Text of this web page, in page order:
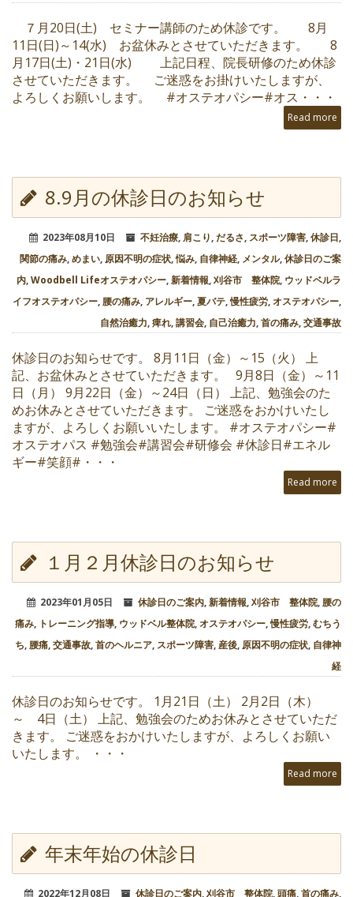
７月20日(土) セミナー講師のため休診です。 8月
11日(日)～14(水) お盆休みとさせていただきます。 8
月17日(土)・21日(水) 上記日程、院長研修のため休診
させていただきます。 ご迷惑をお掛けいたしますが、
よろしくお願いします。 #オステオパシー#オス・・・
Read more
8.9月の休診日のお知らせ
2023年08月10日 不妊治療, 肩こり,だるさ, スポーツ障害,休診日,
関節の痛み,めまい, 原因不明の症状,悩み, 自律神経, メンタル,休診日のご案
内,Woodbell Lifeオステオパシー,新着情報,刈谷市 整体院, ウッドベルラ
イフオステオパシー,腰の痛み, アレルギー,夏バテ,慢性疲労,オステオパシー,
自然治癒力,痺れ,講習会, 自己治癒力,首の痛み,交通事故
休診日のお知らせです。 8月11日（金）～15（火） 上
記、お盆休みとさせていただきます。 9月8日（金）～11
日（月） 9月22日（金）～24日（日） 上記、勉強会のた
めお休みとさせていただきます。 ご迷惑をおかけいたし
ますが、よろしくお願いいたします。 #オステオパシー#
オステオパス #勉強会#講習会#研修会 #休診日#エネル
ギー#笑顔#・・・
Read more
１月２月休診日のお知らせ
2023年01月05日 休診日のご案内,新着情報,刈谷市 整体院,腰の
痛み, トレーニング指導, ウッドベル整体院,オステオパシー,慢性疲労,むちう
ち,腰痛,交通事故,首のヘルニア, スポーツ障害,産後, 原因不明の症状, 自律神
経
休診日のお知らせです。 1月21日（土） 2月2日（木）
～ 4日（土） 上記、勉強会のためお休みとさせていただ
きます。 ご迷惑をおかけいたしますが、よろしくお願い
いたします。 ・・・
Read more
年末年始の休診日
2022年12月08日 休診日のご案内,刈谷市 整体院,頭痛,首の痛み,